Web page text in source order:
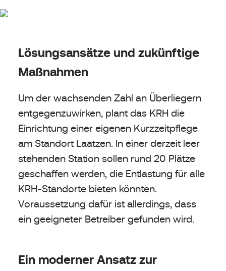
Lösungsansätze und zukünftige
Maßnahmen
Um der wachsenden Zahl an Überliegern
entgegenzuwirken, plant das KRH die
Einrichtung einer eigenen Kurzzeitpflege
am Standort Laatzen. In einer derzeit leer
stehenden Station sollen rund 20 Plätze
geschaffen werden, die Entlastung für alle
KRH-Standorte bieten könnten.
Voraussetzung dafür ist allerdings, dass
ein geeigneter Betreiber gefunden wird.
Ein moderner Ansatz zur